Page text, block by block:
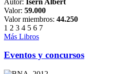
Valor: 59.000
Valor miembros: 44.250
1 2 3 4 5 6 7
Más Libros
Eventos y concursos